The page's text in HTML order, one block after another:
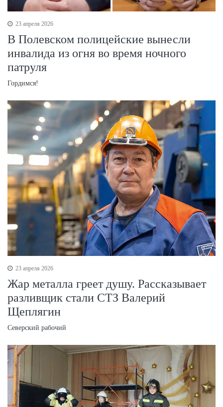
23 апреля 2026
В Полевском полицейские вынесли
инвалида из огня во время ночного
патруля
Гордимся!
23 апреля 2026
Жар металла греет душу. Рассказывает
разливщик стали СТЗ Валерий
Щеплягин
Северский рабочий